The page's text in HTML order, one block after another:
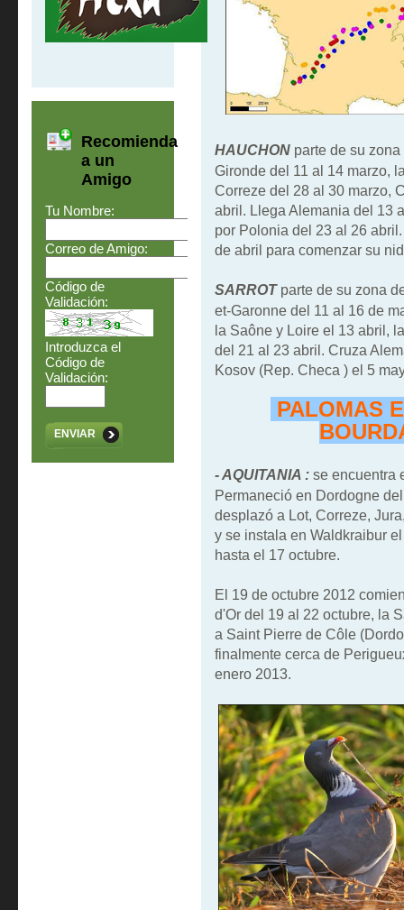
Recomienda
a un
Amigo
Tu Nombre:
Correo de Amigo:
Código de
Validación:
Introduzca el
Código de
Validación:
ENVIAR
HAUCHON parte de su
Gironde del 11 al 14 marzo,
Correze del 28 al 30 marzo,
abril. Llega Alemania del 13
por Polonia del 23 al 26
de abril para comenzar su
SARROT parte de su zona
et-Garonne del 11 al 16 de
la Saône y Loire el 13 abril,
del 21 al 23 abril. Cruza
Kosov (Rep. Checa ) el 5
PALOMAS
- AQUITANIA :se encuentra
Permaneció en Dordogne
desplazó a Lot, Correze,
y se instala en Waldkraibur
hasta el 17 octubre.
El 19 de octubre 2012
d'Or del 19 al 22 octubre, la
a Saint Pierre de Côle
finalmente cerca de
enero 2013.